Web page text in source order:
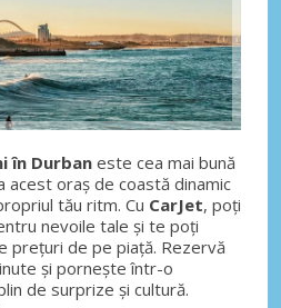
în Durban este cea mai bună
oraș de coastă dinamic
tău ritm. Cu CarJet, poți
nevoile tale și te poți
prețuri de pe piață. Rezervă
și pornește într-o
de surprize și cultură.